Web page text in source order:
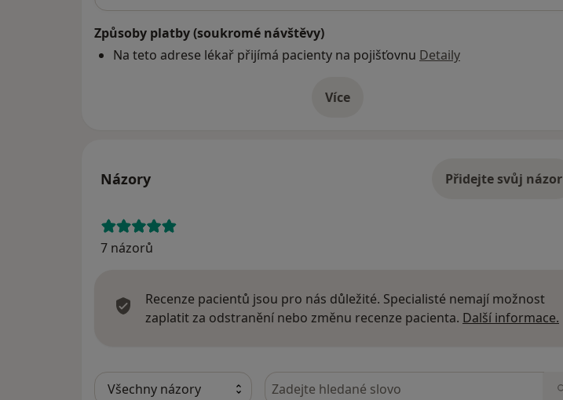
Způsoby platby (soukromé návštěvy)
Na teto adrese lékař přijímá pacienty na pojišťovnu Detaily
Víceo adrese
Názory Přidejte svůj názor
7 názorů
Recenze pacientů jsou pro nás důležité. Specialisté nemají možnost
zaplatit za odstranění nebo změnu recenze pacienta. Další informace.
Hledejte v názorech